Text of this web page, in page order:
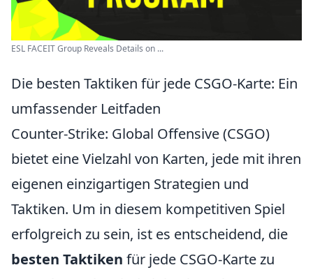
ESL FACEIT Group Reveals Details on ...
Die besten Taktiken für jede CSGO-Karte: Ein
umfassender Leitfaden
Counter-Strike: Global Offensive (CSGO)
bietet eine Vielzahl von Karten, jede mit ihren
eigenen einzigartigen Strategien und
Taktiken. Um in diesem kompetitiven Spiel
erfolgreich zu sein, ist es entscheidend, die
besten Taktiken für jede CSGO-Karte zu